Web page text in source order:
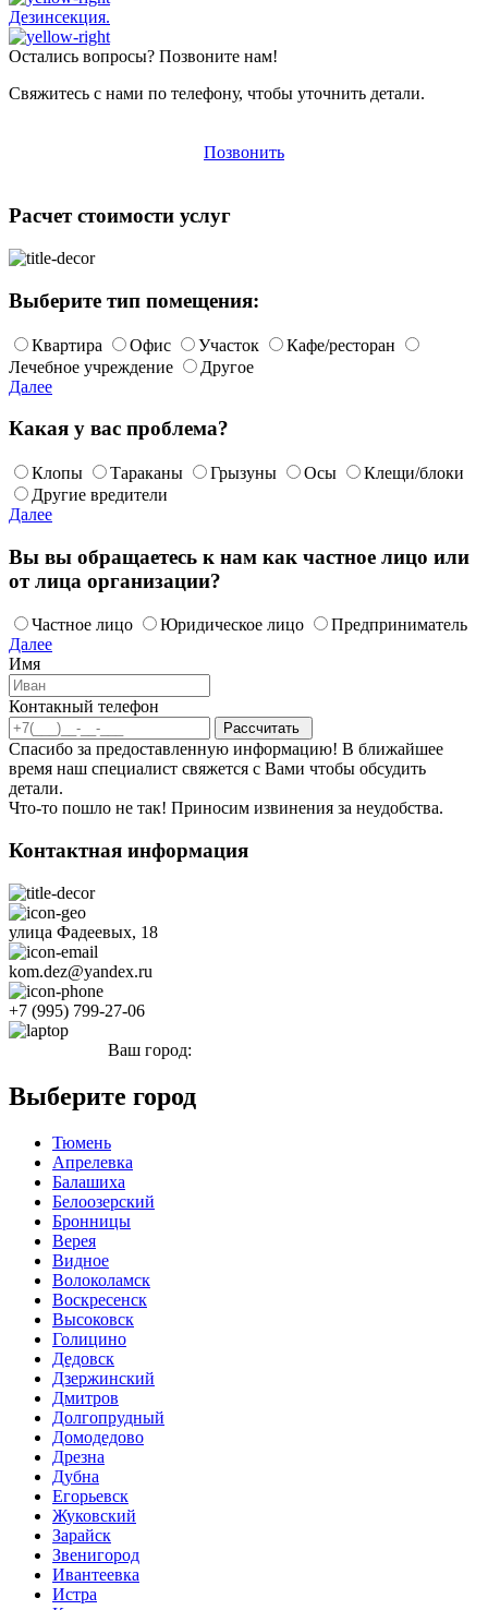
Дезинсекция.
Остались вопросы? Позвоните нам!
Свяжитесь с нами по телефону, чтобы уточнить детали.
Позвонить
Расчет стоимости услуг
Выберите тип помещения:
Квартира Офис Участок
Кафе/ресторан
Лечебное учреждение
Другое
Далее
Какая у вас проблема?
Клопы Тараканы Грызуны Осы
Клещи/блоки
Другие вредители
Далее
Вы вы обращаетесь к нам как частное лицо или
от лица организации?
Частное лицо Юридическое лицо
Предприниматель
Далее
Имя
Контакный телефон
Спасибо за предоставленную информацию! В ближайшее
время наш специалист свяжется с Вами чтобы обсудить
детали.
Что-то пошло не так! Приносим извинения за неудобства.
Контактная информация
улица Фадеевых, 18
kom.dez@yandex.ru
+7 (995) 799-27-06
Ваш город:
Выберите город
Тюмень
Апрелевка
Балашиха
Белоозерский
Бронницы
Верея
Видное
Волоколамск
Воскресенск
Высоковск
Голицино
Дедовск
Дзержинский
Дмитров
Долгопрудный
Домодедово
Дрезна
Дубна
Егорьевск
Жуковский
Зарайск
Звенигород
Ивантеевка
Истра